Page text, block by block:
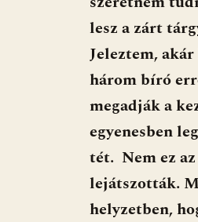
lesz a zárt
Jeleztem,
három bíró
megadják a
egyenesben
tét. Nem ez
lejátszották.
helyzetben,